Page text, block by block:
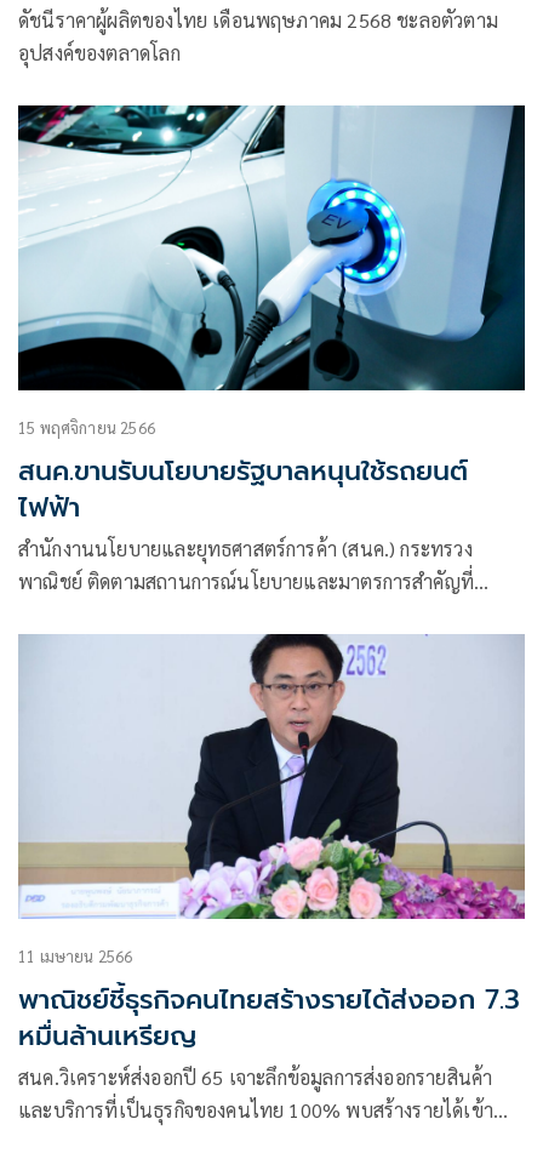
ดัชนีราคาผู้ผลิตของไทย เดือนพฤษภาคม 2568 ชะลอตัวตาม
อุปสงค์ของตลาดโลก
15 พฤศจิกายน 2566
สนค.ขานรับนโยบายรัฐบาลหนุนใช้รถยนต์
ไฟฟ้า
สำนักงานนโยบายและยุทธศาสตร์การค้า (สนค.) กระทรวง
พาณิชย์ ติดตามสถานการณ์นโยบายและมาตรการสำคัญที่
ประเทศสำคัญ พบว่ามียุทธศาสตร์และมาตรการสนับสนุนอย่าง
ชัดเจน ทั้งด้านภาษีและความพร้อมของโครงสร้างพื้นฐาน ซึ่ง
สามารถนำมาปรับใช้เพื่อสนับสนุนการใช้รถยนต์ไฟฟ้าให้เพิ่ม
ขึ้นอย่างต่อเนื่อง สอดรับกับเป้าหมายการเป็นประเทศที่ปล่อย
ก๊าซเรือนกระจกสุทธิเป็นศูนย์ (Net Zero) ภายในปี 2065
11 เมษายน 2566
พาณิชย์ชี้ธุรกิจคนไทยสร้างรายได้ส่งออก 7.3
หมื่นล้านเหรียญ
สนค.วิเคราะห์ส่งออกปี 65 เจาะลึกข้อมูลการส่งออกรายสินค้า
และบริการที่เป็นธุรกิจของคนไทย 100% พบสร้างรายได้เข้า